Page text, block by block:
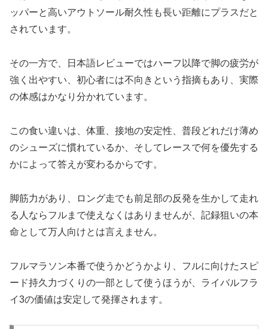
ッパーと高いアウトソール耐久性も長い距離にプラスだと
されています。
その一方で、日本語レビューではハーフ以降で脚の疲労が
強く出やすい、初心者には不向きという指摘もあり、実際
の体感はかなり分かれています。
この食い違いは、体重、接地の安定性、普段どれだけ薄め
のシューズに慣れているか、そしてレースで何を優先する
かによって答えが変わるからです。
脚筋力があり、ロング走でも前足部の反発を生かして走れ
る人ならフルまで使えなくはありませんが、記録狙いの本
命として万人向けとは言えません。
フルマラソン本番で使うかどうかより、フルに向けたスピ
ード持久力づくりの一部として使うほうが、ライバルフラ
イ3の価値は安定して発揮されます。